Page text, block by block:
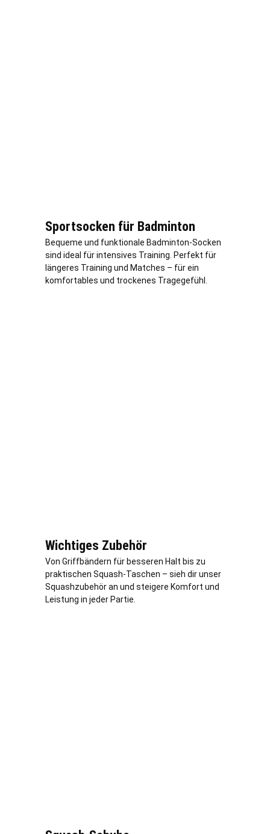
Sportsocken für Badminton
Bequeme und funktionale Badminton-Socken
sind ideal für intensives Training. Perfekt für
längeres Training und Matches – für ein
komfortables und trockenes Tragegefühl.
Wichtiges Zubehör
Von Griffbändern für besseren Halt bis zu
praktischen Squash-Taschen – sieh dir unser
Squashzubehör an und steigere Komfort und
Leistung in jeder Partie.